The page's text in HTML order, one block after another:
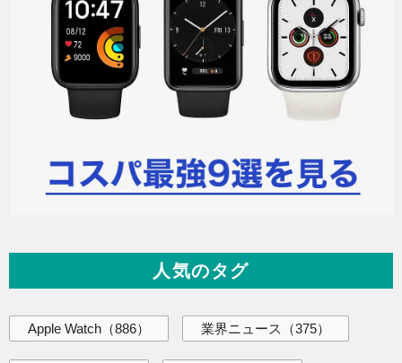
人気のタグ
Apple Watch （886） 業界ニュース （375）